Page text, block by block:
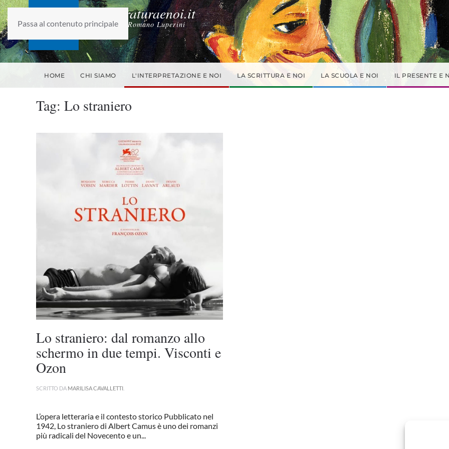
Passa al contenuto principale
laletteraturaenoi.it
fondato da Romano Luperini
HOME CHI SIAMO L'INTERPRETAZIONE E NOI LA SCRITTURA E NOI LA SCUOLA E NOI IL PRESENTE E
Tag: Lo straniero
Lo straniero: dal romanzo allo
schermo in due tempi. Visconti e
Ozon
SCRITTO DA MARILISA CAVALLETTI
L’opera letteraria e il contesto storico Pubblicato nel
1942, Lo straniero di Albert Camus è uno dei romanzi
più radicali del Novecento e un...